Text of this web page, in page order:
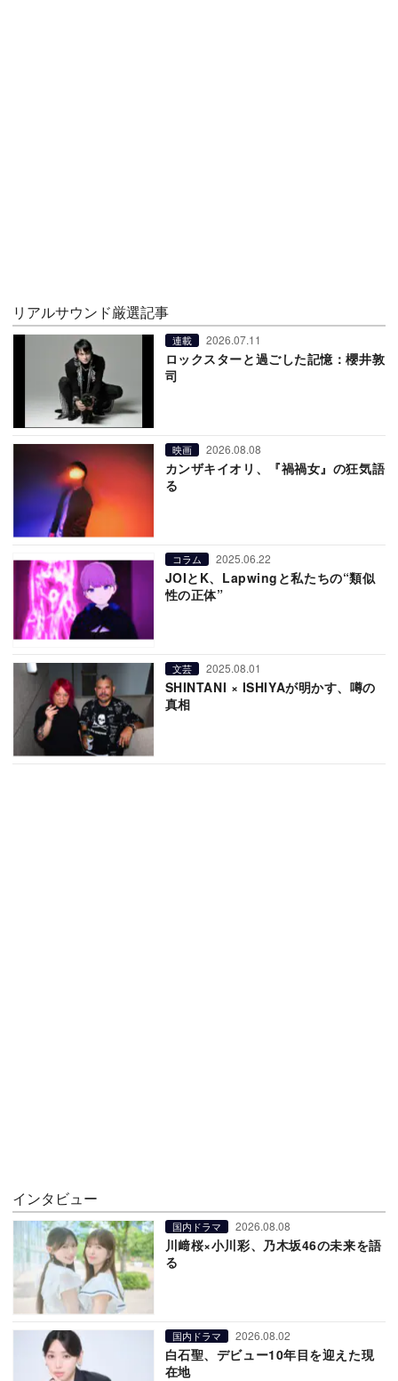
リアルサウンド厳選記事
連載 2026.07.11
ロックスターと過ごした記憶：櫻井敦
司
映画 2026.08.08
カンザキイオリ、『禍禍女』の狂気語
る
コラム 2025.06.22
JOIとK、Lapwingと私たちの“類似
性の正体”
文芸 2025.08.01
SHINTANI × ISHIYAが明かす、噂の
真相
インタビュー
国内ドラマ 2026.08.08
川﨑桜×小川彩、乃木坂46の未来を語
る
国内ドラマ 2026.08.02
白石聖、デビュー10年目を迎えた現
在地